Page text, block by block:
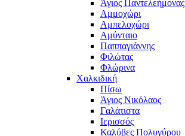
Άγιος Παντελεήμονας
Αμμοχώρι
Αμπελοχώρι
Αμύνταιο
Παππαγιάννης
Φιλώτας
Φλώρινα
Χαλκιδική
Πίσω
Άγιος Νικόλαος
Γαλάτιστα
Ιερισσός
Καλύβες Πολυγύρου